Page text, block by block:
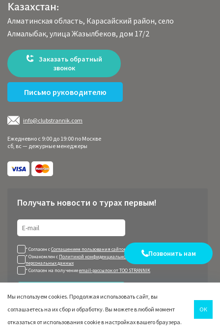
Казахстан:
Алматинская область, Карасайский район, село
Алмалыбак, улица Жазылбеков, дом 17/2
Заказать обратный
звонок
Письмо руководителю
info@clubstrannik.com
Ежедневно с 9:00 до 19:00 по Москве
сб, вс — дежурные менеджеры
Получать новости о турах первым!
* Согласен сСоглашением пользования сайтом
* Ознакомлен с Политикой конфиденциальности и согласен наобработку
персональных данных
* Согласен на получениеemail-рассылок от ТОО STRANNIK
Позвонить нам
Мы используем cookies. Продолжая использовать сайт, вы
соглашаетесь на их сбор и обработку. Вы можете в любой момент
отказаться от использования cookie в настройках вашего браузера.
ОК